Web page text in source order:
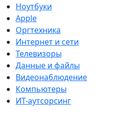
Ноутбуки
Apple
Оргтехника
Интернет и сети
Телевизоры
Данные и файлы
Видеонаблюдение
Компьютеры
ИТ-аутсорсинг